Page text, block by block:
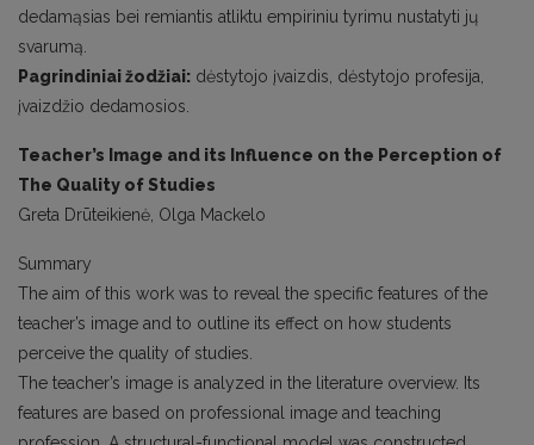
dedamąsias bei remiantis atliktu empiriniu tyrimu nustatyti jų
svarumą.
Pagrindiniai žodžiai: dėstytojo įvaizdis, dėstytojo profesija,
įvaizdžio dedamosios.
Teacher’s Image and its Influence on the Perception of
The Quality of Studies
Greta Drūteikienė, Olga Mackelo
Summary
The aim of this work was to reveal the specific features of the
teacher’s image and to outline its effect on how students
perceive the quality of studies.
The teacher’s image is analyzed in the literature overview. Its
features are based on professional image and teaching